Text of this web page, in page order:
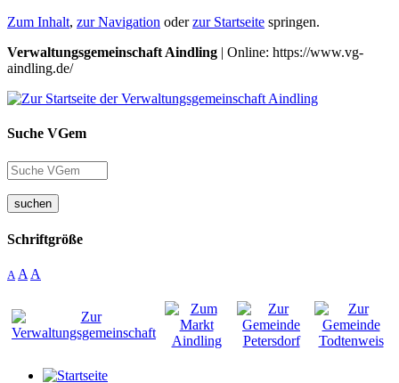
Zum Inhalt, zur Navigation oderzur Startseite springen.
Verwaltungsgemeinschaft Aindling | Online: https://www.vg-
aindling.de/
Suche VGem
suchen
Schriftgröße
A A A